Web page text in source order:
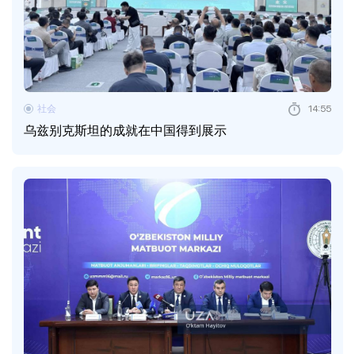
乌兹别克斯坦的成就在中国得到展示
社会 14:55